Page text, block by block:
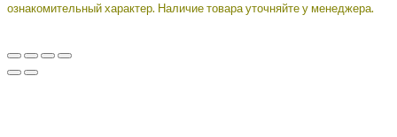
ознакомительный характер. Наличие товара уточняйте у менеджера.